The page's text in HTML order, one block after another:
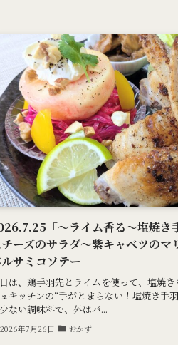
「～ライム香る～塩焼き
ーズのサラダ～紫キャベツのマ
サミコソテー」
は、鶏手羽先とライムを使って、塩焼き
キッチンの“手がとまらない！塩焼き手
ない調味料で、外はパ...
2026年7月26日 おかず